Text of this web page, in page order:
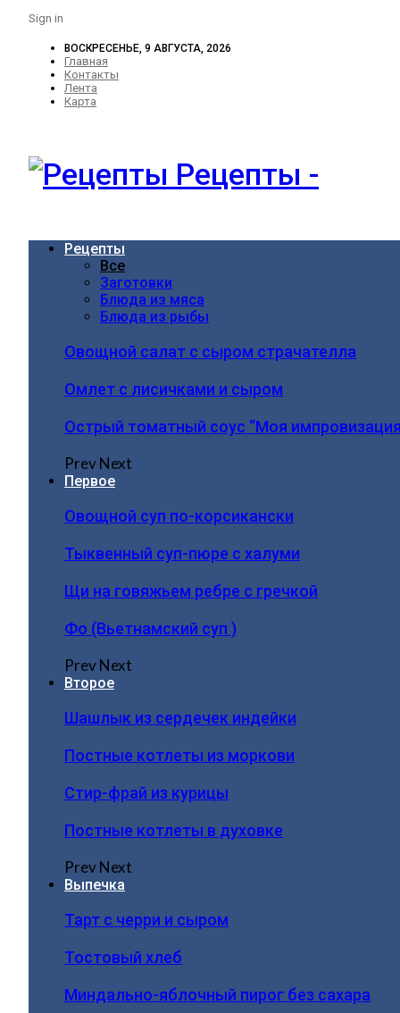
Sign in
ВОСКРЕСЕНЬЕ, 9 АВГУСТА, 2026
Главная
Контакты
Лента
Карта
Рецепты -
Рецепты
Все
Заготовки
Блюда из мяса
Блюда из рыбы
Овощной салат с сыром страчателла
Омлет с лисичками и сыром
Острый томатный соус “Моя
PrevNext
Первое
Овощной суп по-корсикански
Тыквенный суп-пюре с халуми
Щи на говяжьем ребре с гречкой
Фо (Вьетнамский суп )
PrevNext
Второе
Шашлык из сердечек индейки
Постные котлеты из моркови
Стир-фрай из курицы
Постные котлеты в духовке
PrevNext
Выпечка
Тарт с черри и сыром
Тостовый хлеб
Миндально-яблочный пирог без сахара